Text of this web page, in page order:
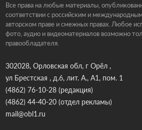
Все права на любые материалы,
соответствии с российским и
авторском праве и смежных правах. Любое
фото, аудио и видеоматериалов возможно
правообладателя.
302028, Орловская обл, г Орёл ,
ул Брестская , д.6, лит. А., А1, пом. 1
(4862) 76-10-28(редакция)
(4862) 44-40-20(отдел рекламы)
mail@obl1.ru